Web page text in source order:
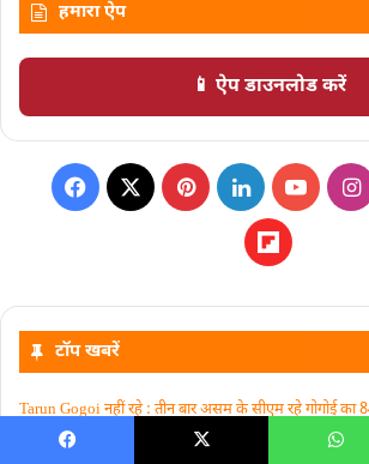
हमारा ऐप
📱 ऐप डाउनलोड करें
टॉप खबरें
Tarun Gogoi नहीं रहे : तीन बार असम के सीएम रहे गोगोई का
अगस्त में हुआ था कोरोना